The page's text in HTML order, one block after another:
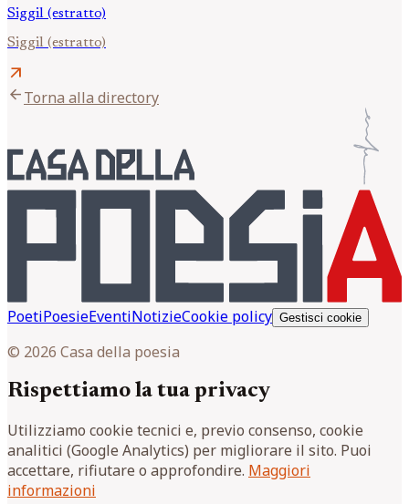
Siggil (estratto)
Siggil (estratto)
arrow_outward
arrow_backTorna alla directory
PoetiPoesieEventiNotizieCookie policy Gestisci cookie
© 2026 Casa della poesia
Rispettiamo la tua privacy
Utilizziamo cookie tecnici e, previo consenso, cookie
analitici (Google Analytics) per migliorare il sito. Puoi
accettare, rifiutare o approfondire. Maggiori
informazioni